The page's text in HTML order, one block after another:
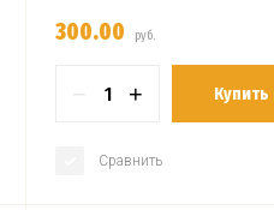
300.00 руб.
− + Купить
Сравнить